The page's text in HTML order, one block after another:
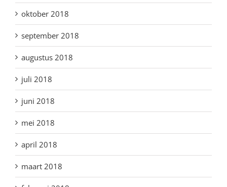
oktober 2018
september 2018
augustus 2018
juli 2018
juni 2018
mei 2018
april 2018
maart 2018